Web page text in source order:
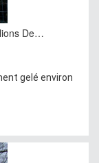
De…
gelé environ